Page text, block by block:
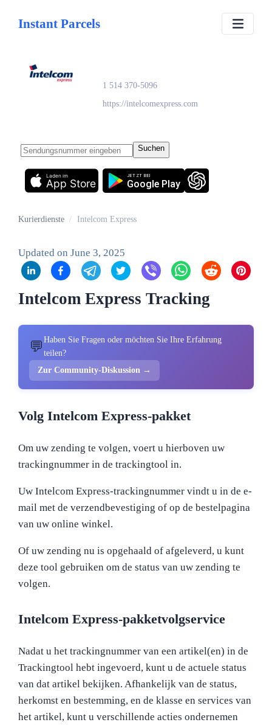
Instant Parcels
1 514 370-5096
https://intelcomexpress.com
Suchen
App Store
Laden im
Google Play
JETZT BEI
Kurierdienste / Intelcom Express
Updated on June 3, 2025
Intelcom Express Tracking
💬 Haben Sie Fragen oder möchten Sie Ihre Erfahrung
teilen?
Zur Community-Diskussion →
Volg Intelcom Express-pakket
Om uw zending te volgen, voert u hierboven uw
trackingnummer in de trackingtool in.
Uw Intelcom Express-trackingnummer vindt u in de e-
mail met de verzendbevestiging of op de bestelpagina
van uw online winkel.
Of uw zending nu is opgehaald of afgeleverd, u kunt
deze tool gebruiken om de status van uw zending te
volgen.
Intelcom Express-pakketvolgservice
Nadat u het trackingnummer van een artikel(en) in de
Trackingtool hebt ingevoerd, kunt u de actuele status
van dat artikel bekijken. Afhankelijk van de status,
herkomst en bestemming, en de klasse en services van
het artikel, kunt u verschillende acties ondernemen